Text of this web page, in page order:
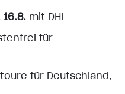
16.8. mit DHL
für
für Deutschland,